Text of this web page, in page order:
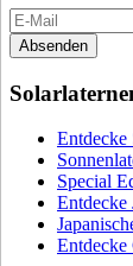
Absenden
Entdecke
Special
Entdecke
Entdecke